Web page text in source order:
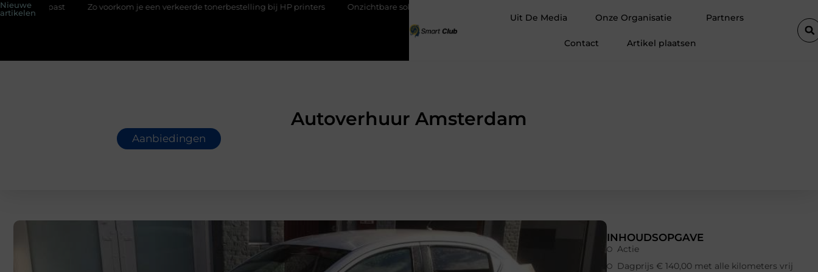
Nieuwe
artikelen
Zo voorkom je een verkeerde tonerbestelling bij HP printers Onzichtbare sokken met maximaal comfort
Uit De Media Onze Organisatie Partners
Contact Artikel plaatsen
Autoverhuur Amsterdam
Aanbiedingen
INHOUDSOPGAVE
Actie
Dagprijs € 140,00 met alle kilometers vrij